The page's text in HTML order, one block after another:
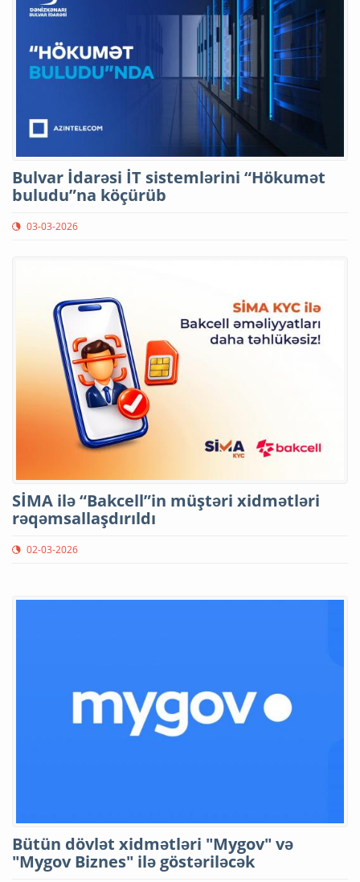
Bulvar İdarəsi İT sistemlərini “Hökumət
buludu”na köçürüb
03-03-2026
SİMA ilə “Bakcell”in müştəri xidmətləri
rəqəmsallaşdırıldı
02-03-2026
Bütün dövlət xidmətləri "Mygov" və
"Mygov Biznes" ilə göstəriləcək